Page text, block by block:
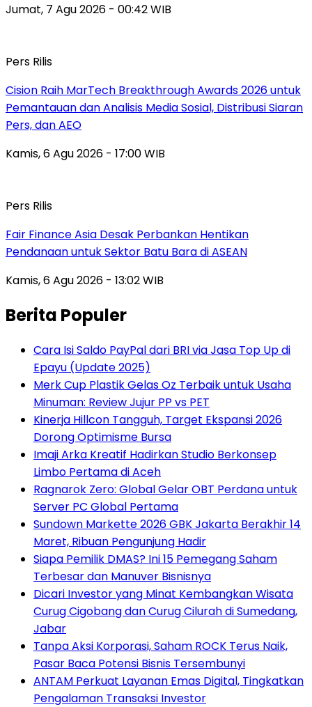
Jumat, 7 Agu 2026 - 00:42 WIB
Pers Rilis
Cision Raih MarTech Breakthrough Awards 2026 untuk
Pemantauan dan Analisis Media Sosial, Distribusi Siaran
Pers, dan AEO
Kamis, 6 Agu 2026 - 17:00 WIB
Pers Rilis
Fair Finance Asia Desak Perbankan Hentikan
Pendanaan untuk Sektor Batu Bara di ASEAN
Kamis, 6 Agu 2026 - 13:02 WIB
Berita Populer
Cara Isi Saldo PayPal dari BRI via Jasa Top Up di
Epayu (Update 2025)
Merk Cup Plastik Gelas Oz Terbaik untuk Usaha
Minuman: Review Jujur PP vs PET
Kinerja Hillcon Tangguh, Target Ekspansi 2026
Dorong Optimisme Bursa
Imaji Arka Kreatif Hadirkan Studio Berkonsep
Limbo Pertama di Aceh
Ragnarok Zero: Global Gelar OBT Perdana untuk
Server PC Global Pertama
Sundown Markette 2026 GBK Jakarta Berakhir 14
Maret, Ribuan Pengunjung Hadir
Siapa Pemilik DMAS? Ini 15 Pemegang Saham
Terbesar dan Manuver Bisnisnya
Dicari Investor yang Minat Kembangkan Wisata
Curug Cigobang dan Curug Cilurah di Sumedang,
Jabar
Tanpa Aksi Korporasi, Saham ROCK Terus Naik,
Pasar Baca Potensi Bisnis Tersembunyi
ANTAM Perkuat Layanan Emas Digital, Tingkatkan
Pengalaman Transaksi Investor